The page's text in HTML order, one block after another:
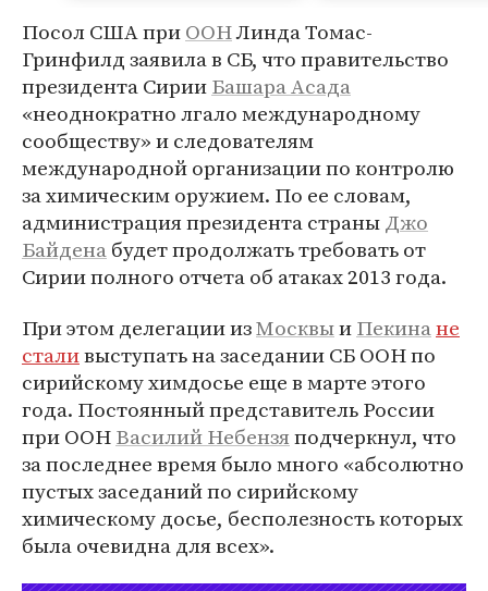
Посол США приООНЛинда Томас-
Гринфилд заявила в СБ, что правительство
президента СирииБашара Асада
«неоднократно лгало международному
сообществу» и следователям
международной организации по контролю
за химическим оружием. По ее словам,
администрация президента страныДжо
Байденабудет продолжать требовать от
Сирии полного отчета об атаках 2013 года.
При этом делегации изМосквыиПекинане
сталивыступать на заседании СБ ООН по
сирийскому химдосье еще в марте этого
года. Постоянный представитель России
при ООНВасилий Небензяподчеркнул, что
за последнее время было много «абсолютно
пустых заседаний по сирийскому
химическому досье, бесполезность которых
была очевидна для всех».